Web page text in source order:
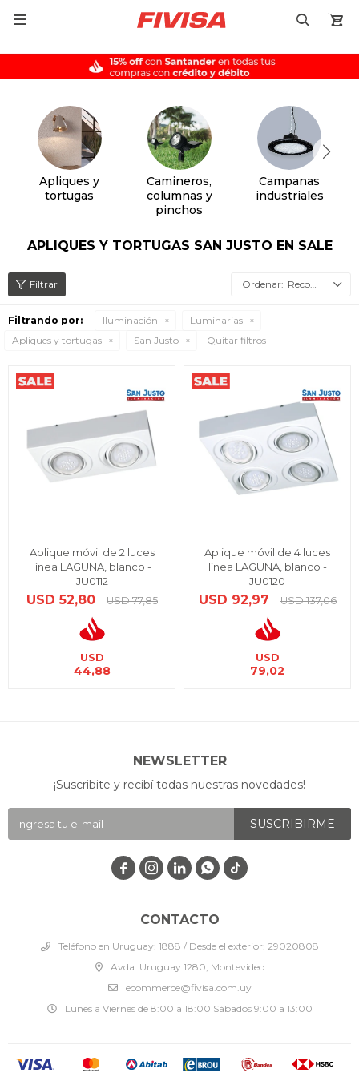

Apliques y
tortugas
Camineros,
columnas y
pinchos
Campanas
industriales
APLIQUES Y TORTUGAS SAN JUSTO EN SALE
Recomendados
Filtrando por: Iluminación
Luminarias
Apliques y tortugas
San Justo Quitar filtros
Aplique móvil de 2 luces
línea LAGUNA, blanco -
JU0112
USD 52,80 USD 77,85
USD
44,88
Aplique móvil de 4 luces
línea LAGUNA, blanco -
JU0120
USD 92,97 USD 137,06
USD
79,02
CONTACTO
Teléfono en Uruguay: 1888 / Desde el exterior: 29020808
Avda. Uruguay 1280, Montevideo
ecommerce@fivisa.com.uy
Lunes a Viernes de 8:00 a 18:00 Sábados 9:00 a 13:00
NEWSLETTER
¡Suscribite y recibí todas nuestras novedades!
SUSCRIBIRME
   